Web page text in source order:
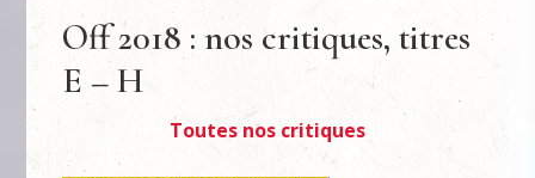
Off 2018 : nos critiques, titres
E – H
Toutes nos critiques